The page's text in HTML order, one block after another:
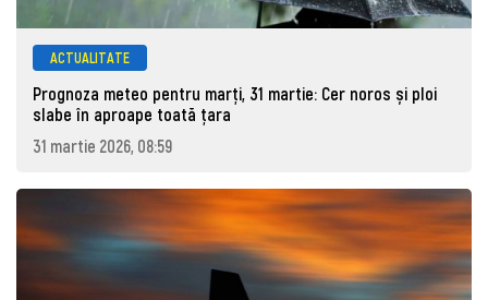
ACTUALITATE
Prognoza meteo pentru marţi, 31 martie: Cer noros și ploi
slabe în aproape toată țara
31 martie 2026, 08:59